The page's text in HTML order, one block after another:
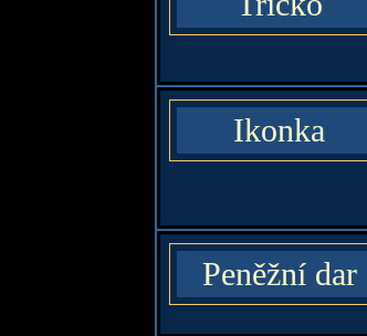
Ikonka
Peněžní dar